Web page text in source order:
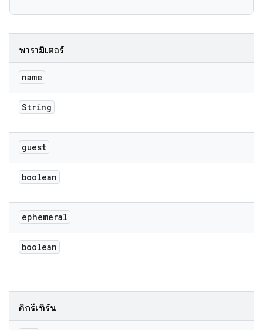
พารามิเตอร์
name
String
guest
boolean
ephemeral
boolean
คิกรีเทิร์น